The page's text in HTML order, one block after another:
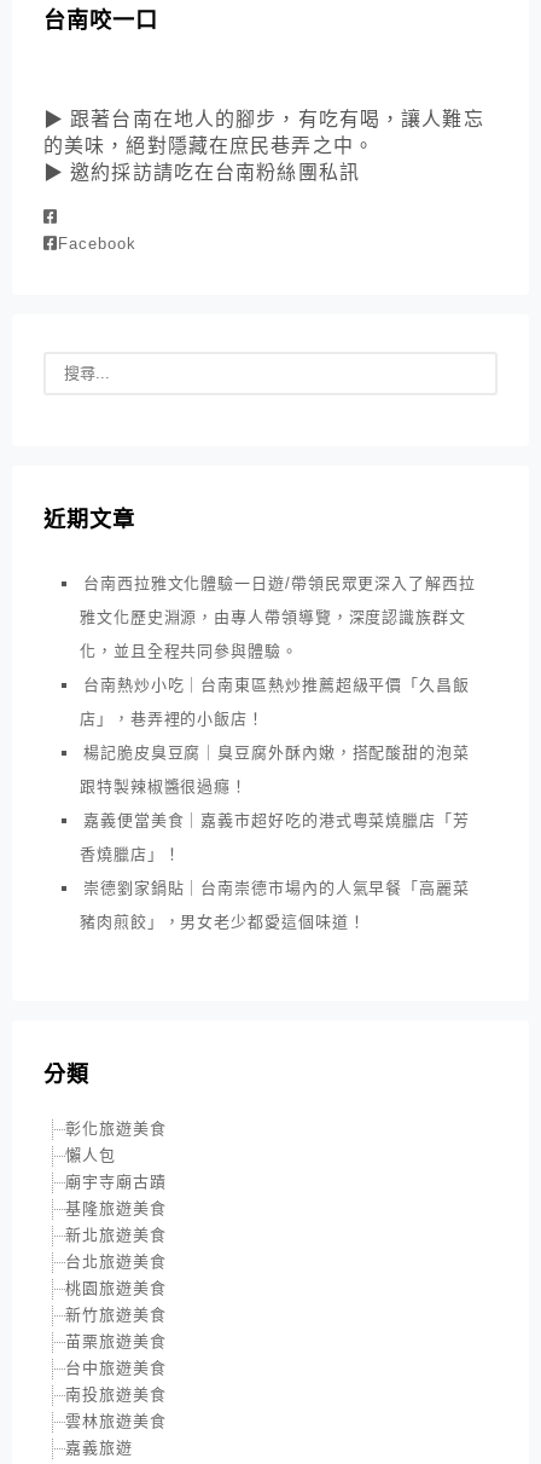
台南咬一口
▶ 跟著台南在地人的腳步，有吃有喝，讓人難忘
的美味，絕對隱藏在庶民巷弄之中。
▶ 邀約採訪請吃在台南粉絲團私訊
Facebook
近期文章
台南西拉雅文化體驗一日遊/帶領民眾更深入了解西拉
雅文化歷史淵源，由專人帶領導覽，深度認識族群文
化，並且全程共同參與體驗。
台南熱炒小吃｜台南東區熱炒推薦超級平價「久昌飯
店」，巷弄裡的小飯店！
楊記脆皮臭豆腐｜臭豆腐外酥內嫩，搭配酸甜的泡菜
跟特製辣椒醬很過癮！
嘉義便當美食｜嘉義市超好吃的港式粵菜燒臘店「芳
香燒臘店」！
崇德劉家鍋貼｜台南崇德市場內的人氣早餐「高麗菜
豬肉煎餃」，男女老少都愛這個味道！
分類
彰化旅遊美食
懶人包
廟宇寺廟古蹟
基隆旅遊美食
新北旅遊美食
台北旅遊美食
桃園旅遊美食
新竹旅遊美食
苗栗旅遊美食
台中旅遊美食
南投旅遊美食
雲林旅遊美食
嘉義旅遊